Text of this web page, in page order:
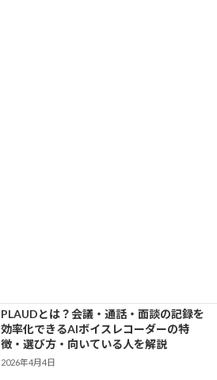
PLAUDとは？会議・通話・面談の記録を
効率化できるAIボイスレコーダーの特
徴・選び方・向いている人を解説
2026年4月4日